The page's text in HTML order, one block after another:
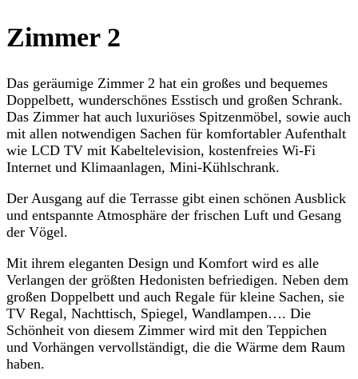
Zimmer 2
Das geräumige Zimmer 2 hat ein großes und bequemes
Doppelbett, wunderschönes Esstisch und großen Schrank.
Das Zimmer hat auch luxuriöses Spitzenmöbel, sowie auch
mit allen notwendigen Sachen für komfortabler Aufenthalt
wie LCD TV mit Kabeltelevision, kostenfreies Wi-Fi
Internet und Klimaanlagen, Mini-Kühlschrank.
Der Ausgang auf die Terrasse gibt einen schönen Ausblick
und entspannte Atmosphäre der frischen Luft und Gesang
der Vögel.
Mit ihrem eleganten Design und Komfort wird es alle
Verlangen der größten Hedonisten befriedigen. Neben dem
großen Doppelbett und auch Regale für kleine Sachen, sie
TV Regal, Nachttisch, Spiegel, Wandlampen…. Die
Schönheit von diesem Zimmer wird mit den Teppichen
und Vorhängen vervollständigt, die die Wärme dem Raum
haben.